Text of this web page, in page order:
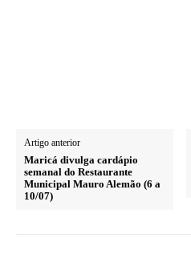
Artigo anterior
Maricá divulga cardápio
semanal do Restaurante
Municipal Mauro Alemão (6 a
10/07)